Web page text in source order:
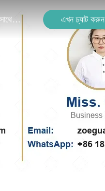
আমাদের সাথে যোগাযোগ এখন চ্যাট করুন